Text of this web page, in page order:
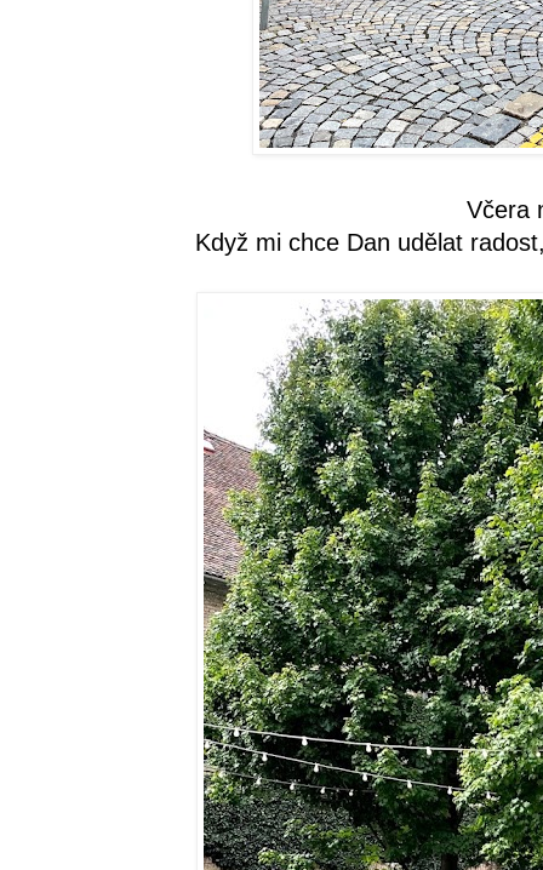
Včera
Když mi chce Dan udělat